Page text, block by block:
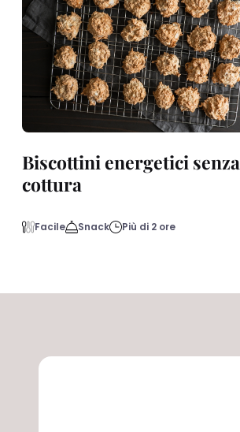
Biscottini energetici senza
cottura
Facile Snack Più di 2 ore